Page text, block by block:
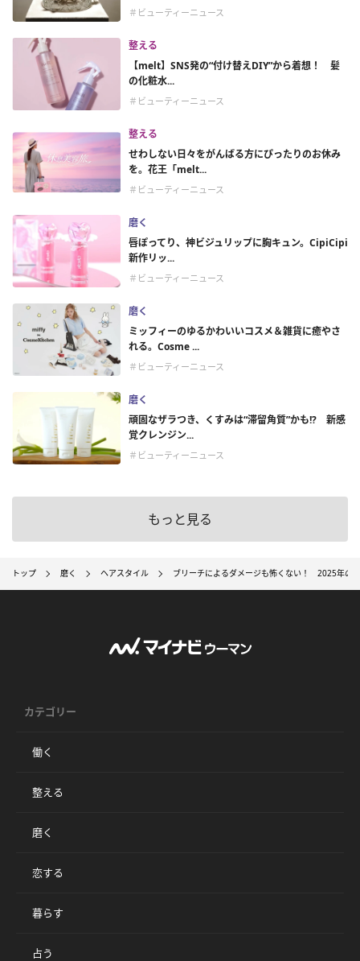
＃ビューティーニュース
整える
【melt】SNS発の“付け替えDIY”から着想！ 髪
の化粧水...
＃ビューティーニュース
整える
せわしない日々をがんばる方にぴったりのお休み
を。花王「melt...
＃ビューティーニュース
磨く
唇ぽってり、神ビジュリップに胸キュン。CipiCipi
新作リッ...
＃ビューティーニュース
磨く
ミッフィーのゆるかわいいコスメ＆雑貨に癒やさ
れる。Cosme ...
＃ビューティーニュース
磨く
頑固なザラつき、くすみは“滞留角質”かも!? 新感
覚クレンジン...
＃ビューティーニュース
もっと見る
トップ 磨く ヘアスタイル ブリーチによるダメージも怖くない！ 2025年の
カテゴリー
働く
整える
磨く
恋する
暮らす
占う